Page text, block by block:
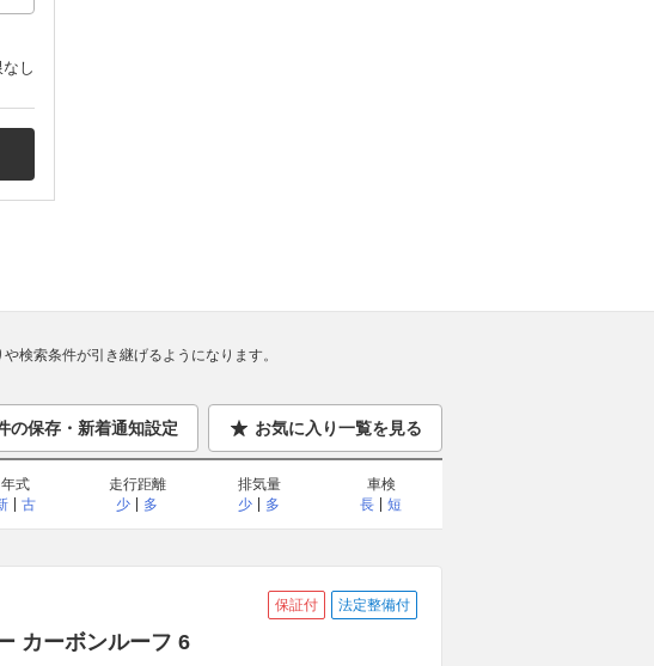
し
検索条件が引き継げるようになります。
の保存・新着通知設定 お気に入り一覧を見る
年式
古
走行距離
少
多
排気量
少
多
車検
長
短
保証付 法定整備付
カーボンルーフ 6